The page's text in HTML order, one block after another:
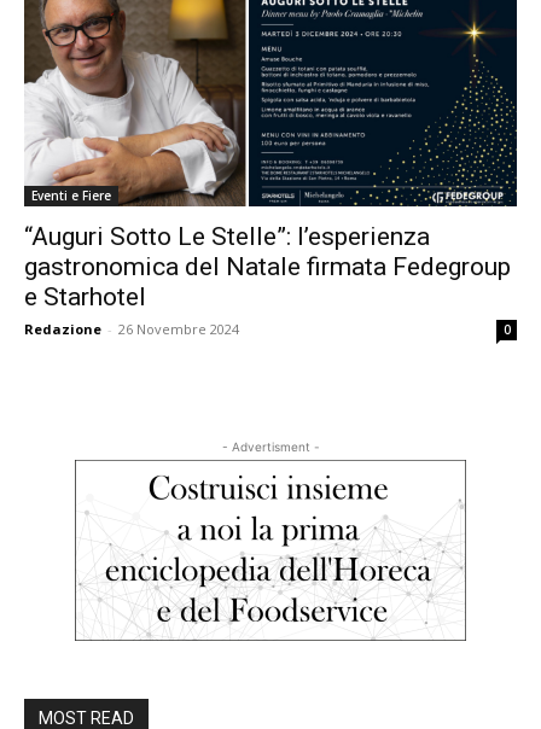
Eventi e Fiere
“Auguri Sotto Le Stelle”: l’esperienza
gastronomica del Natale firmata Fedegroup
e Starhotel
Redazione - 26 Novembre 2024 0
- Advertisment -
MOST READ